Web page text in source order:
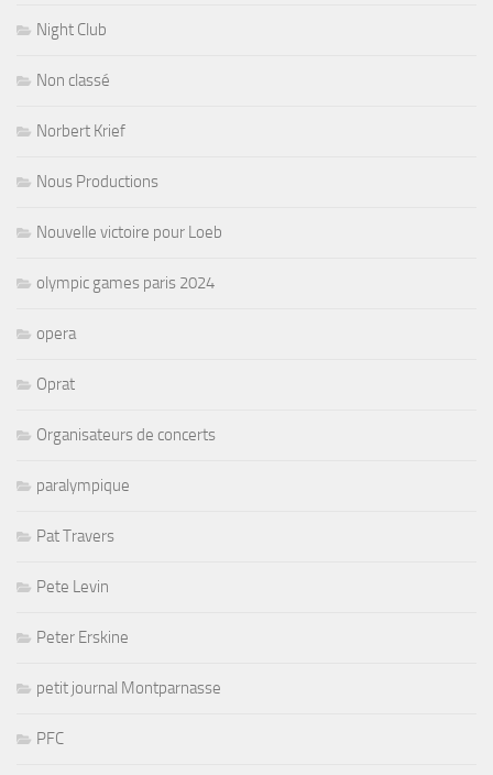
Night Club
Non classé
Norbert Krief
Nous Productions
Nouvelle victoire pour Loeb
olympic games paris 2024
opera
Oprat
Organisateurs de concerts
paralympique
Pat Travers
Pete Levin
Peter Erskine
petit journal Montparnasse
PFC